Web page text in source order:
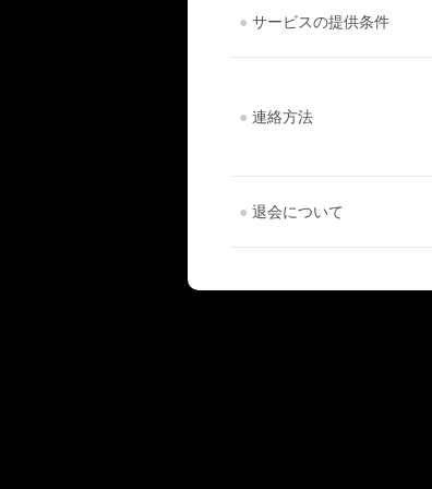
● サービスの提供条件
● 連絡方法
● 退会について